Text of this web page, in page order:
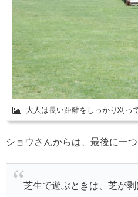
大人は長い距離をしっかり刈っ
ショウさんからは、最後に一
芝生で遊ぶときは、芝が